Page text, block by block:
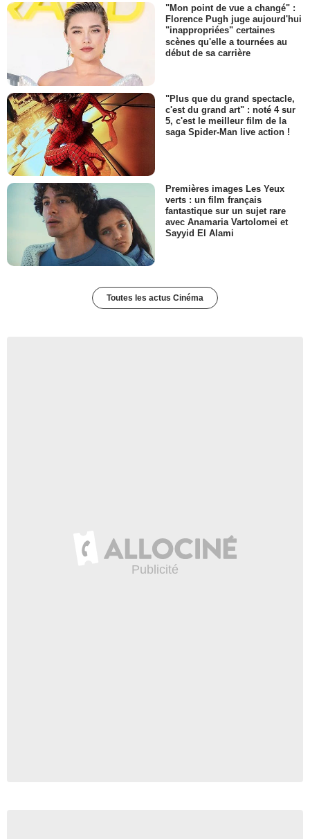
"Mon point de vue a changé" :
Florence Pugh juge aujourd'hui
"inappropriées" certaines
scènes qu'elle a tournées au
début de sa carrière
"Plus que du grand spectacle,
c'est du grand art" : noté 4 sur
5, c'est le meilleur film de la
saga Spider-Man live action !
Premières images Les Yeux
verts : un film français
fantastique sur un sujet rare
avec Anamaria Vartolomei et
Sayyid El Alami
Toutes les actus Cinéma